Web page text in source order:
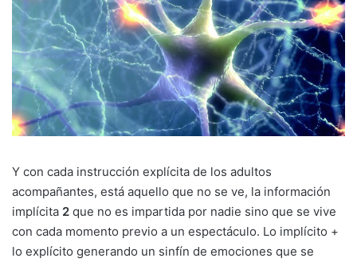
Y con cada instrucción explícita de los adultos
acompañantes, está aquello que no se ve, la información
implícita 2 que no es impartida por nadie sino que se vive
con cada momento previo a un espectáculo. Lo implícito +
lo explícito generando un sinfín de emociones que se